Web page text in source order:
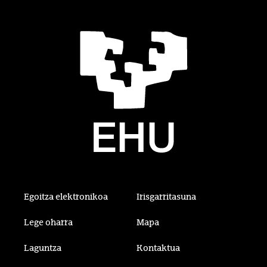
Egoitza elektronikoa Irisgarritasuna
Lege oharra Mapa
Laguntza Kontaktua